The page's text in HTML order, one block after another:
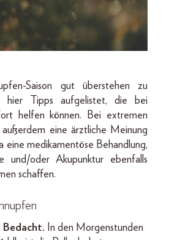
Saison gut überstehen zu
hier Tipps aufgelistet, die bei
helfen können. Bei extremen
außerdem eine ärztliche Meinung
eine medikamentöse Behandlung,
und/oder Akupunktur ebenfalls
schaffen.
In den Morgenstunden